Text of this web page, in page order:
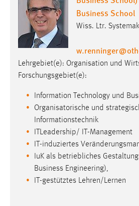
w.renninger@
Lehrgebiet(e): Organisation und
Forschungsgebiet(e):
Information Technology und
Organisatorische und
Informationstechnik
IT-induziertes
IuK als betriebliches
IT-gestütztes Lehren/Lernen
ZUM PROFIL